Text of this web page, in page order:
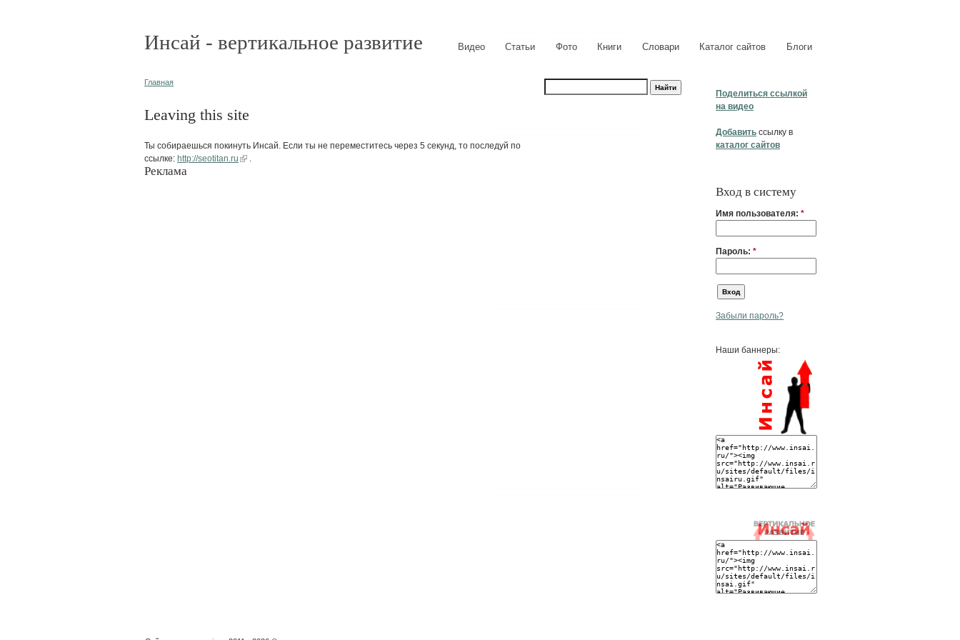
Инсай - вертикальное развитие Видео Статьи Фото Книги Словари Каталог сайтов Блоги
Поделиться ссылкой
на видео
Добавить ссылку в
каталог сайтов
Вход в систему
Имя пользователя: *
Пароль: *
Забыли пароль?
Наши баннеры:
Главная
Leaving this site
Ты собираешься покинуть Инсай. Если ты не переместитесь через 5 секунд, то последуй по
ссылке: http://seotitan.ru
Реклама